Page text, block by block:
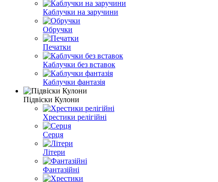
Каблучки на заручини
Обручки
Печатки
Каблучки без вставок
Каблучки фантазія
Підвіски Кулони
Хрестики релігійні
Серця
Літери
Фантазійні